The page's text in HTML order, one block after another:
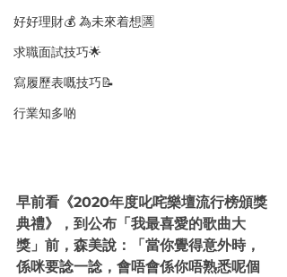
好好理財💰 為未來着想🈵
求職面試技巧🌟
寫履歷表嘅技巧📝
行業知多啲
早前看《2020年度叱咤樂壇流行榜頒獎
典禮》，到公布「我最喜愛的歌曲大
獎」前，森美說：「當你覺得意外時，
係咪要諗一諗，會唔會係你唔熟悉呢個